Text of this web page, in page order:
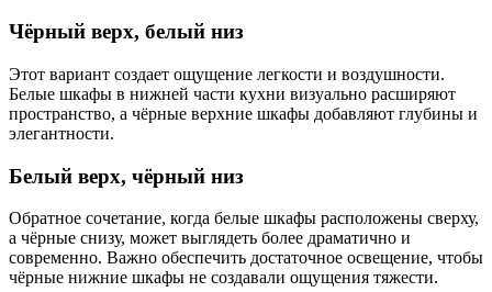
Чёрный верх, белый низ
Этот вариант создает ощущение легкости и воздушности.
Белые шкафы в нижней части кухни визуально расширяют
пространство, а чёрные верхние шкафы добавляют глубины и
элегантности.
Белый верх, чёрный низ
Обратное сочетание, когда белые шкафы расположены сверху,
а чёрные снизу, может выглядеть более драматично и
современно. Важно обеспечить достаточное освещение, чтобы
чёрные нижние шкафы не создавали ощущения тяжести.